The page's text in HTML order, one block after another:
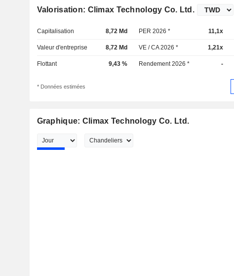
Valorisation: Climax Technology Co. Ltd.
Capitalisation 8,72 Md PER 2026 * 11,1x
Valeur d'entreprise 8,72 Md VE / CA 2026 * 1,21x
Flottant 9,43 % Rendement 2026 * -
* Données estimées
Graphique: Climax Technology Co. Ltd.